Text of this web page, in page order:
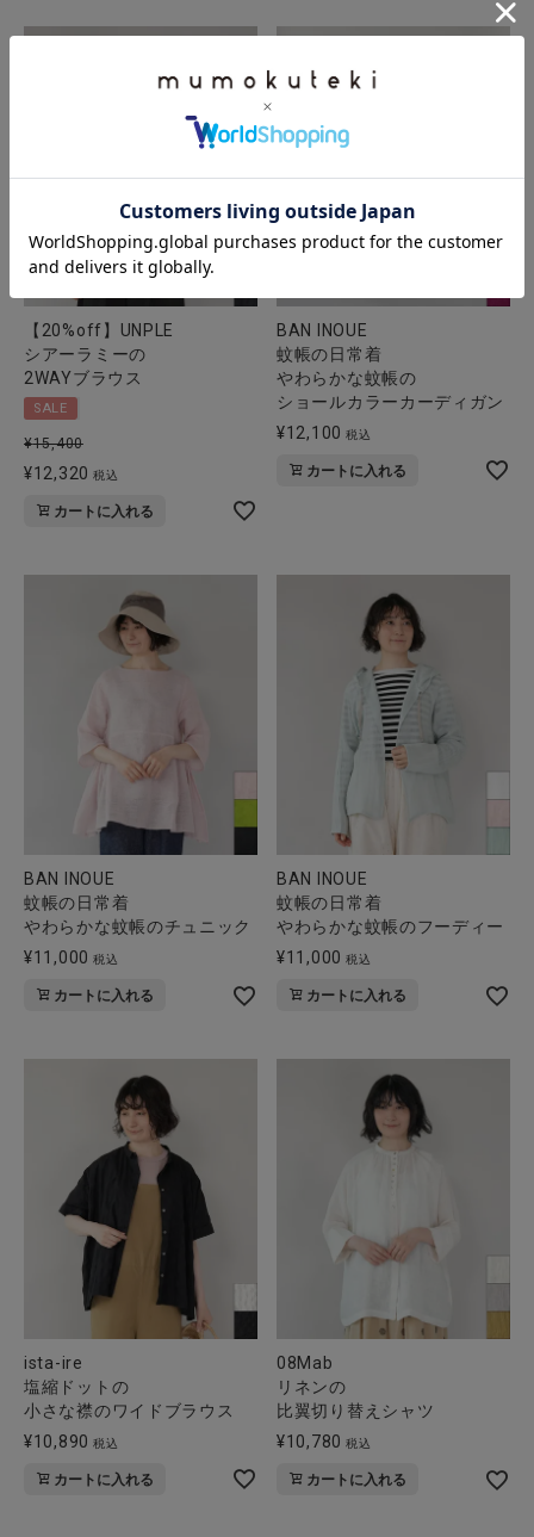
【20%off】UNPLE
シアーラミーの
2WAYブラウス
SALE
¥15,400
¥12,320 税込
カートに入れる
BAN INOUE
蚊帳の日常着
やわらかな蚊帳の
ショールカラーカーディガン
¥12,100 税込
カートに入れる
BAN INOUE
蚊帳の日常着
やわらかな蚊帳のチュニック
¥11,000 税込
カートに入れる
BAN INOUE
蚊帳の日常着
やわらかな蚊帳のフーディー
¥11,000 税込
カートに入れる
ista-ire
塩縮ドットの
小さな襟のワイドブラウス
¥10,890 税込
カートに入れる
08Mab
リネンの
比翼切り替えシャツ
¥10,780 税込
カートに入れる